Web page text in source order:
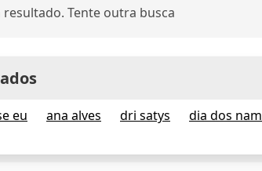
Tente outra busca
eu ana alves dri satys dia dos